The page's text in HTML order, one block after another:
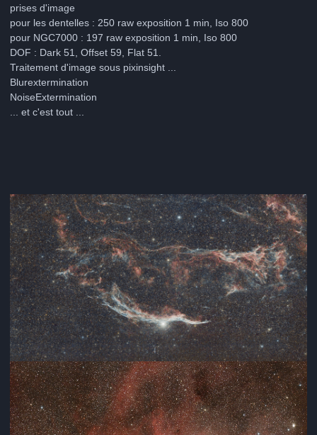
prises d'image
pour les dentelles : 250 raw exposition 1 min, Iso 800
pour NGC7000 : 197 raw exposition 1 min, Iso 800
DOF : Dark 51, Offset 59, Flat 51.
Traitement d'image sous pixinsight ...
Blurextermination
NoiseExtermination
... et c'est tout ...